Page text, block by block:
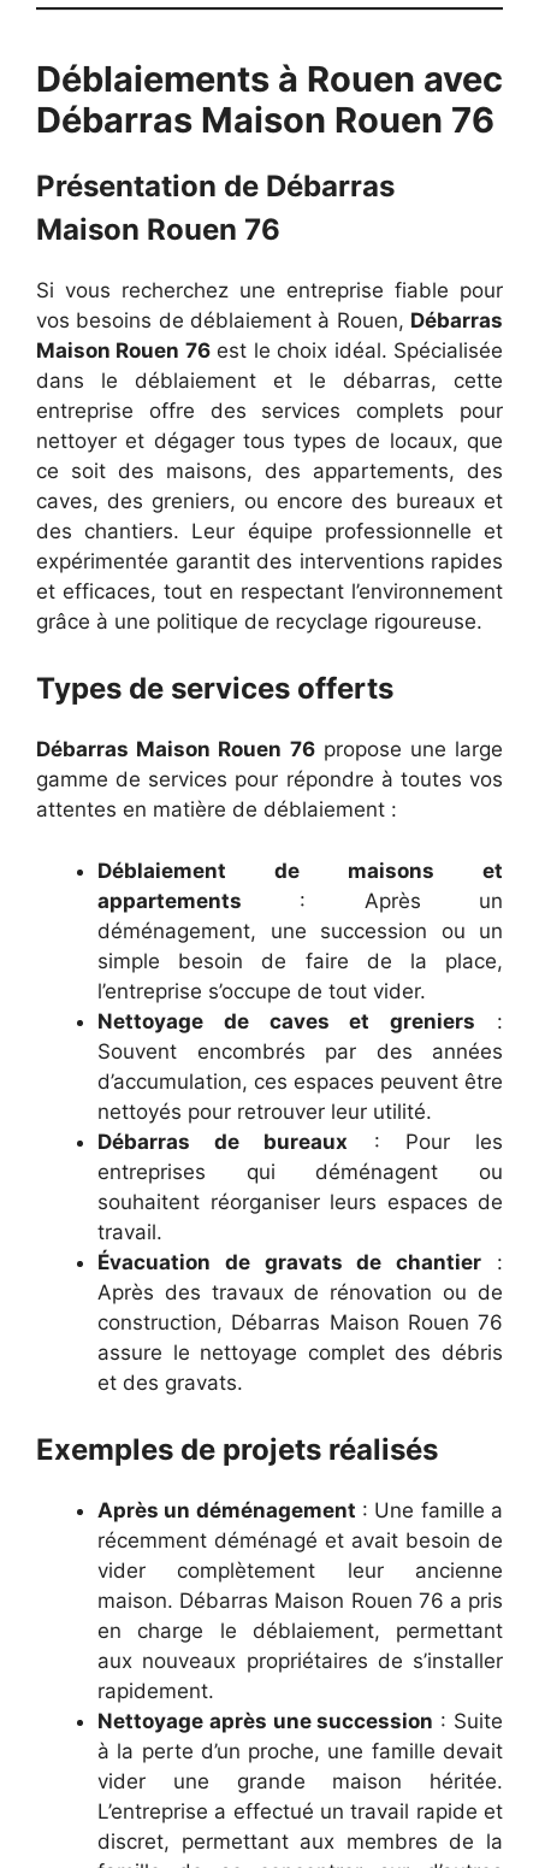
Déblaiements à Rouen avec
Débarras Maison Rouen 76
Présentation de Débarras
Maison Rouen 76
Si vous recherchez une entreprise fiable pour
vos besoins de déblaiement à Rouen, Débarras
Maison Rouen 76est le choix idéal. Spécialisée
dans le déblaiement et le débarras, cette
entreprise offre des services complets pour
nettoyer et dégager tous types de locaux, que
ce soit des maisons, des appartements, des
caves, des greniers, ou encore des bureaux et
des chantiers. Leur équipe professionnelle et
expérimentée garantit des interventions rapides
et efficaces, tout en respectant l’environnement
grâce à une politique de recyclage rigoureuse.
Types de services offerts
Débarras Maison Rouen 76propose une large
gamme de services pour répondre à toutes vos
attentes en matière de déblaiement :
Déblaiement de maisons et
appartements : Après un
déménagement, une succession ou un
simple besoin de faire de la place,
l’entreprise s’occupe de tout vider.
Nettoyage de caves et greniers :
Souvent encombrés par des années
d’accumulation, ces espaces peuvent être
nettoyés pour retrouver leur utilité.
Débarras de bureaux : Pour les
entreprises qui déménagent ou
souhaitent réorganiser leurs espaces de
travail.
Évacuation de gravats de chantier :
Après des travaux de rénovation ou de
construction, Débarras Maison Rouen 76
assure le nettoyage complet des débris
et des gravats.
Exemples de projets réalisés
Après un déménagement : Une famille a
récemment déménagé et avait besoin de
vider complètement leur ancienne
maison. Débarras Maison Rouen 76 a pris
en charge le déblaiement, permettant
aux nouveaux propriétaires de s’installer
rapidement.
Nettoyage après une succession : Suite
à la perte d’un proche, une famille devait
vider une grande maison héritée.
L’entreprise a effectué un travail rapide et
discret, permettant aux membres de la